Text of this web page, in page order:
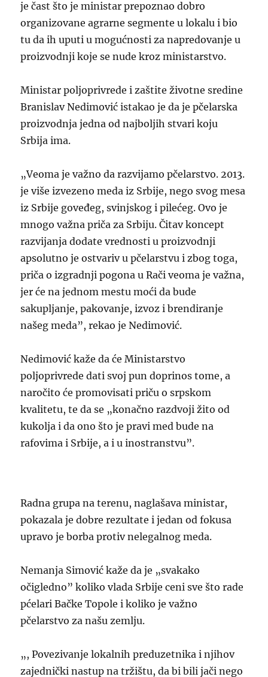
je čast što je ministar prepoznao dobro
organizovane agrarne segmente u lokalu i bio
tu da ih uputi u mogućnosti za napredovanje u
proizvodnji koje se nude kroz ministarstvo.
Ministar poljoprivrede i zaštite životne sredine
Branislav Nedimović istakao je da je pčelarska
proizvodnja jedna od najboljih stvari koju
Srbija ima.
„Veoma je važno da razvijamo pčelarstvo. 2013.
je više izvezeno meda iz Srbije, nego svog mesa
iz Srbije goveđeg, svinjskog i pilećeg. Ovo je
mnogo važna priča za Srbiju. Čitav koncept
razvijanja dodate vrednosti u proizvodnji
apsolutno je ostvariv u pčelarstvu i zbog toga,
priča o izgradnji pogona u Rači veoma je važna,
jer će na jednom mestu moći da bude
sakupljanje, pakovanje, izvoz i brendiranje
našeg meda”, rekao je Nedimović.
Nedimović kaže da će Ministarstvo
poljoprivrede dati svoj pun doprinos tome, a
naročito će promovisati priču o srpskom
kvalitetu, te da se „konačno razdvoji žito od
kukolja i da ono što je pravi med bude na
rafovima i Srbije, a i u inostranstvu”.
Radna grupa na terenu, naglašava ministar,
pokazala je dobre rezultate i jedan od fokusa
upravo je borba protiv nelegalnog meda.
Nemanja Simović kaže da je „svakako
očigledno” koliko vlada Srbije ceni sve što rade
pćelari Bačke Topole i koliko je važno
pčelarstvo za našu zemlju.
„, Povezivanje lokalnih preduzetnika i njihov
zajednički nastup na tržištu, da bi bili jači nego